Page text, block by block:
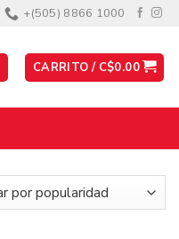
+(505) 8866 1000
CARRITO / C$0.00